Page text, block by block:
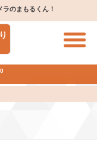
のまもるくん！